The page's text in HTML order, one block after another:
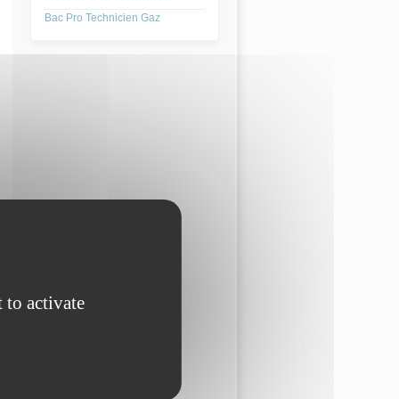
Bac Pro Technicien Gaz
to activate